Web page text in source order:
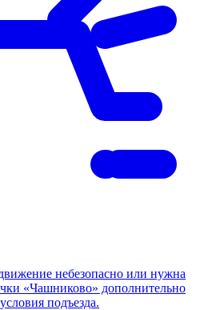
небезопасно или нужна
«Чашниково» дополнительно
подъезда.